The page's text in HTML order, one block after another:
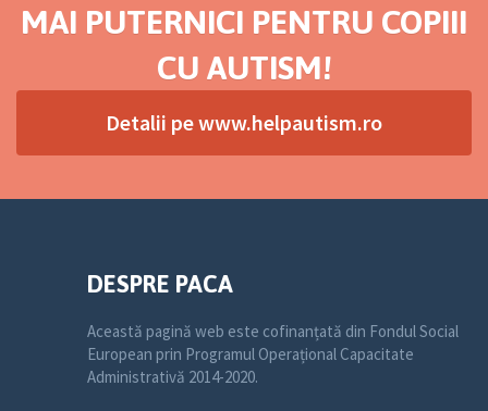
MAI PUTERNICI PENTRU COPIII
CU AUTISM!
Detalii pe www.helpautism.ro
DESPRE PACA
Această pagină web este cofinanțată din Fondul Social
European prin Programul Operațional Capacitate
Administrativă 2014-2020.